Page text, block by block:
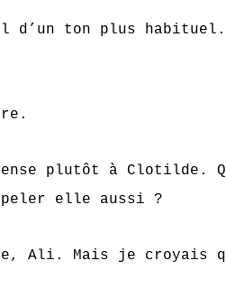
ton plus habituel.
plutôt à Clotilde.
elle aussi ?
Mais je croyais